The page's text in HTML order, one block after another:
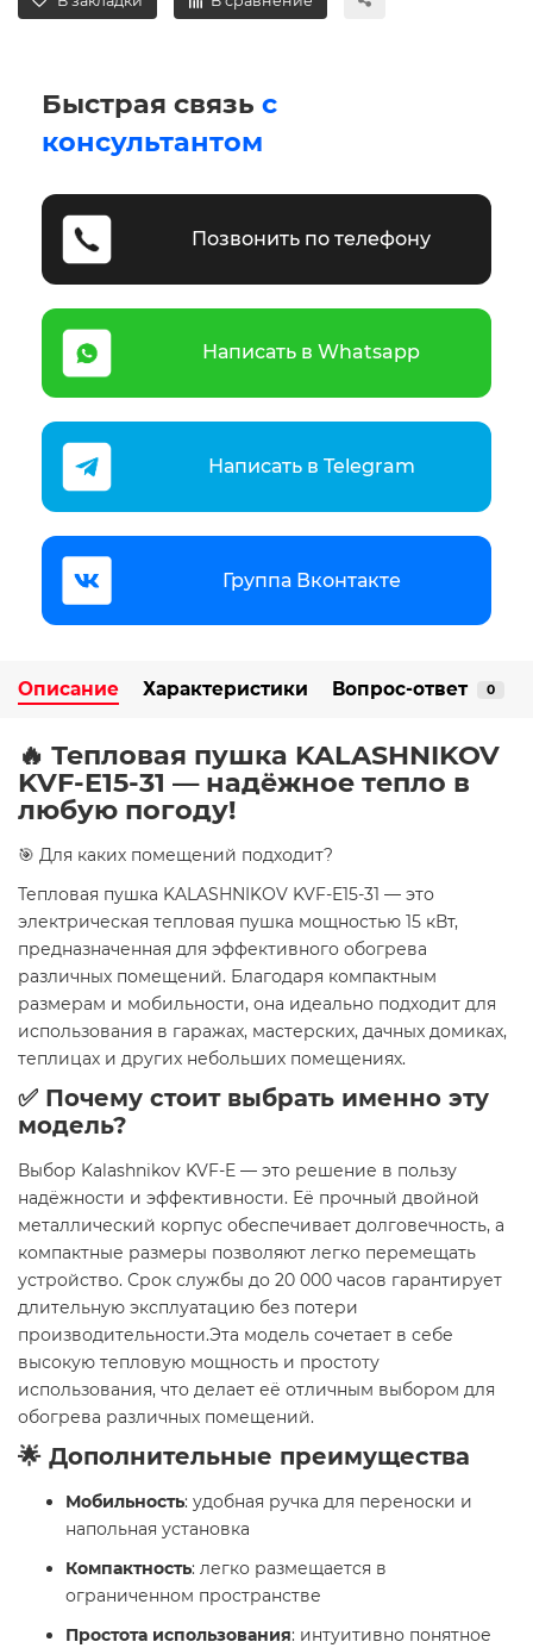
Быстрая связь с
консультантом
Позвонить по телефону
Написать в Whatsapp
Написать в Telegram
Группа Вконтакте
Описание Характеристики Вопрос-ответ 0
🔥 Тепловая пушка KALASHNIKOV
KVF-E15-31 — надёжное тепло в
любую погоду!
🎯 Для каких помещений подходит?
Тепловая пушка KALASHNIKOV KVF-E15-31 — это
электрическая тепловая пушка мощностью 15 кВт,
предназначенная для эффективного обогрева
различных помещений. Благодаря компактным
размерам и мобильности, она идеально подходит для
использования в гаражах, мастерских, дачных домиках,
теплицах и других небольших помещениях.
✅ Почему стоит выбрать именно эту
модель?
Выбор Kalashnikov KVF-E — это решение в пользу
надёжности и эффективности. Её прочный двойной
металлический корпус обеспечивает долговечность, а
компактные размеры позволяют легко перемещать
устройство. Срок службы до 20 000 часов гарантирует
длительную эксплуатацию без потери
производительности.Эта модель сочетает в себе
высокую тепловую мощность и простоту
использования, что делает её отличным выбором для
обогрева различных помещений.
🌟 Дополнительные преимущества
Мобильность: удобная ручка для переноски и
напольная установка
Компактность: легко размещается в
ограниченном пространстве
Простота использования: интуитивно понятное